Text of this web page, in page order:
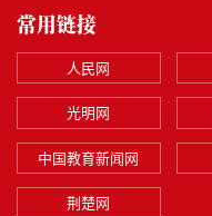
常用链接
人民网
光明网
中国教育新闻网
荆楚网